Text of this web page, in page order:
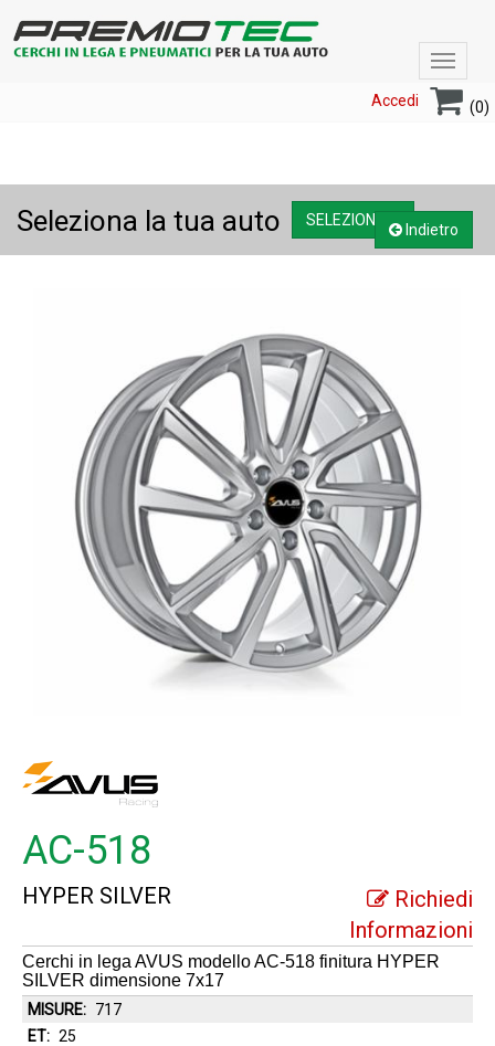
Toggle
Accedi
(0)
Seleziona la tua auto SELEZIONA....
Indietro
AC-518
HYPER SILVER
Richiedi
Informazioni
Cerchi in lega AVUS modello AC-518 finitura HYPER
SILVER dimensione 7x17
MISURE: 717
ET: 25